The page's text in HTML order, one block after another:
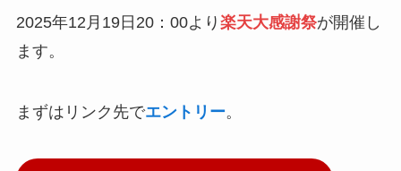
2025年12月19日20：00より 楽天大感謝祭が開催し
ます。
まずはリンク先でエントリー。